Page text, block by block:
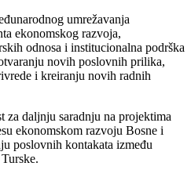
umrežavanja
ekonomskog razvoja,
odnosa i institucionalna podrška
novih poslovnih prilika,
i kreiranju novih radnih
za daljnju saradnju na projektima
ekonomskom razvoju Bosne i
poslovnih kontakata između